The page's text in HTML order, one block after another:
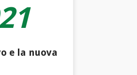
e la nuova